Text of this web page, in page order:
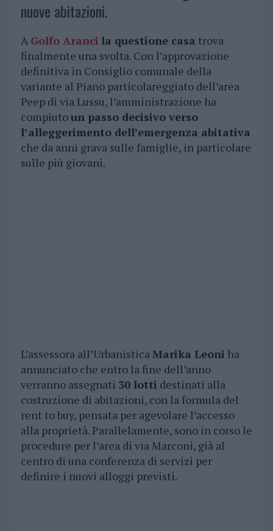
nuove abitazioni.
A Golfo Aranci la questione casa trova
finalmente una svolta. Con l’approvazione
definitiva in Consiglio comunale della
variante al Piano particolareggiato dell’area
Peep di via Lussu, l’amministrazione ha
compiutoun passo decisivo verso
l’alleggerimento dell’emergenza abitativa
che da anni grava sulle famiglie, in particolare
sulle più giovani.
L’assessora all’UrbanisticaMarika Leoni ha
annunciato che entro la fine dell’anno
verranno assegnati 30 lotti destinati alla
costruzione di abitazioni, con la formula del
rent to buy, pensata per agevolare l’accesso
alla proprietà. Parallelamente, sono in corso le
procedure per l’area di via Marconi, già al
centro di una conferenza di servizi per
definire i nuovi alloggi previsti.